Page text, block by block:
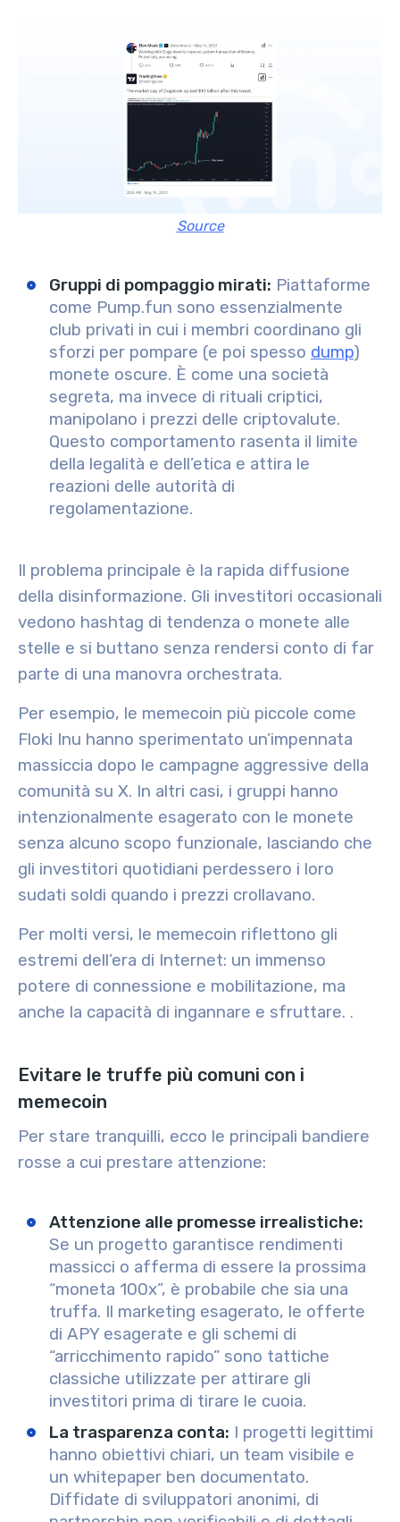
Source
Gruppi di pompaggio mirati: Piattaforme
come Pump.fun sono essenzialmente
club privati in cui i membri coordinano gli
sforzi per pompare (e poi spesso dump)
monete oscure. È come una società
segreta, ma invece di rituali criptici,
manipolano i prezzi delle criptovalute.
Questo comportamento rasenta il limite
della legalità e dell’etica e attira le
reazioni delle autorità di
regolamentazione.
Il problema principale è la rapida diffusione
della disinformazione. Gli investitori occasionali
vedono hashtag di tendenza o monete alle
stelle e si buttano senza rendersi conto di far
parte di una manovra orchestrata.
Per esempio, le memecoin più piccole come
Floki Inu hanno sperimentato un’impennata
massiccia dopo le campagne aggressive della
comunità su X. In altri casi, i gruppi hanno
intenzionalmente esagerato con le monete
senza alcuno scopo funzionale, lasciando che
gli investitori quotidiani perdessero i loro
sudati soldi quando i prezzi crollavano.
Per molti versi, le memecoin riflettono gli
estremi dell’era di Internet: un immenso
potere di connessione e mobilitazione, ma
anche la capacità di ingannare e sfruttare. .
Evitare le truffe più comuni con i
memecoin
Per stare tranquilli, ecco le principali bandiere
rosse a cui prestare attenzione:
Attenzione alle promesse irrealistiche:
Se un progetto garantisce rendimenti
massicci o afferma di essere la prossima
“moneta 100x”, è probabile che sia una
truffa. Il marketing esagerato, le offerte
di APY esagerate e gli schemi di
“arricchimento rapido” sono tattiche
classiche utilizzate per attirare gli
investitori prima di tirare le cuoia.
La trasparenza conta: I progetti legittimi
hanno obiettivi chiari, un team visibile e
un whitepaper ben documentato.
Diffidate di sviluppatori anonimi, di